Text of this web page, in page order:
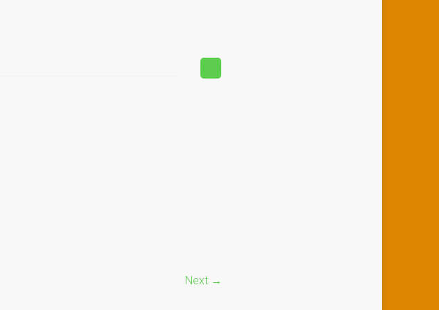
Next →